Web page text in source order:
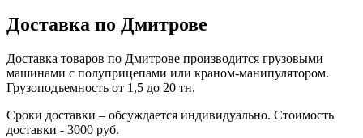
Доставка по Дмитрове
Доставка товаров по Дмитрове производится грузовыми
машинами с полуприцепами или краном-манипулятором.
Грузоподъемность от 1,5 до 20 тн.
Сроки доставки – обсуждается индивидуально. Стоимость
доставки - 3000 руб.